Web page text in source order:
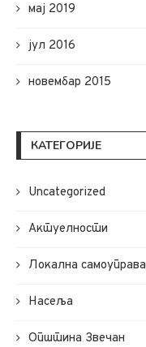
мај 2019
јул 2016
новембар 2015
КАТЕГОРИЈЕ
Uncategorized
Актуелности
Локална самоуправа
Насеља
Општина Звечан